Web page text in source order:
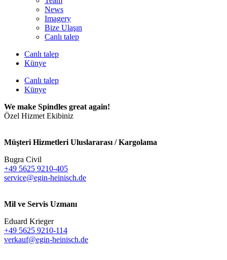
News
Imagery
Bize Ulaşın
Canlı talep
Canlı talep
Künye
Canlı talep
Künye
We make Spindles great again!
Özel Hizmet Ekibiniz
Müşteri Hizmetleri Uluslararası / Kargolama
Bugra Civil
+49 5625 9210-405
service@egin-heinisch.de
Mil ve Servis Uzmanı
Eduard Krieger
+49 5625 9210-114
verkauf@egin-heinisch.de